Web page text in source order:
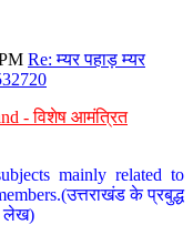
Re: म्यर पहाड़ म्यर
- विशेष आमंत्रित
mainly related to
के प्रबुद्ध
लेख)